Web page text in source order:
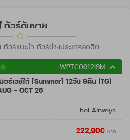
ค้นหา
ทัวร์ดันขาย
วร์แนะนำ ทัวร์ต่างประเทศสุดฮิต
WPTG0612ISM
ร์เวย์ใต้ [Summer] 12วัน 9คืน (TG)
- OCT 26
Thai Airways
222,900 บาท